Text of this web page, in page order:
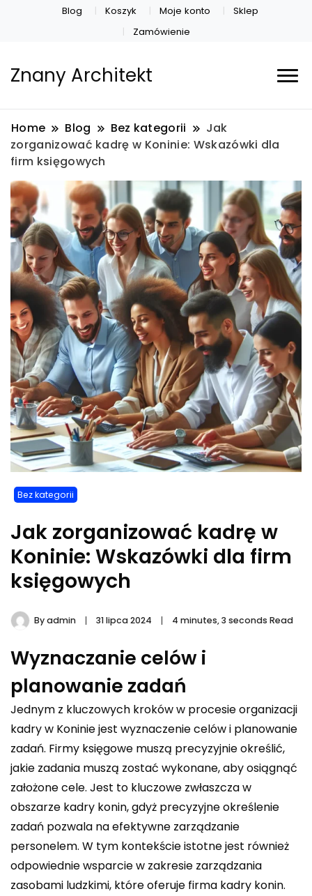
Blog Koszyk Moje konto
Sklep
Zamówienie
Znany Architekt
Home Blog Bez kategorii
Jak
zorganizować kadrę w Koninie: Wskazówki dla
firm księgowych
Bez kategorii
Jak zorganizować kadrę w
Koninie: Wskazówki dla firm
księgowych
Byadmin 31 lipca 2024 4 minutes, 3 seconds Read
Wyznaczanie celów i
planowanie zadań
Jednym z kluczowych kroków w procesie organizacji
kadry w Koninie jest wyznaczenie celów i planowanie
zadań. Firmy księgowe muszą precyzyjnie określić,
jakie zadania muszą zostać wykonane, aby osiągnąć
założone cele. Jest to kluczowe zwłaszcza w
obszarze kadry konin, gdyż precyzyjne określenie
zadań pozwala na efektywne zarządzanie
personelem. W tym kontekście istotne jest również
odpowiednie wsparcie w zakresie zarządzania
zasobami ludzkimi, które oferuje firma kadry konin.